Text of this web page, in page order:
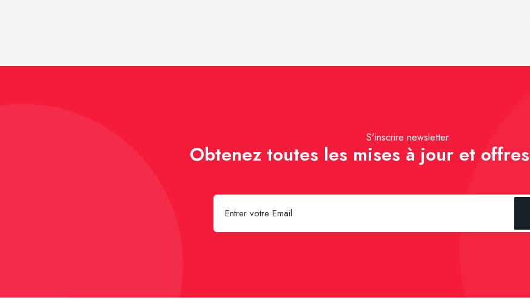
S'inscrire newsletter
Obtenez toutes les mises à jour et